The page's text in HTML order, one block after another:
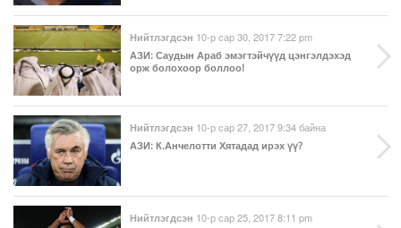
Нийтлэгдсэн 10-р сар 30, 2017 7:22 pm
АЗИ: Саудын Араб эмэгтэйчүүд цэнгэлдэхэд
орж болохоор боллоо!
Нийтлэгдсэн 10-р сар 27, 2017 9:34 байна
АЗИ: К.Анчелотти Хятадад ирэх үү?
Нийтлэгдсэн 10-р сар 25, 2017 8:11 pm